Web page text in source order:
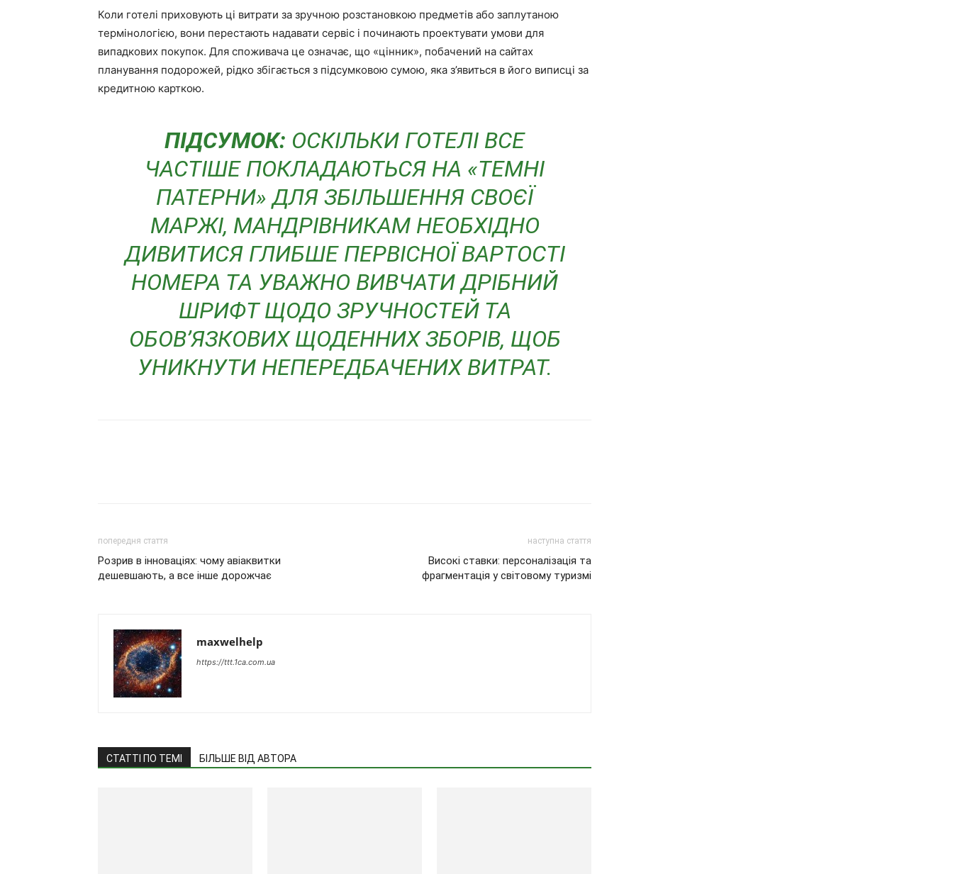
Коли готелі приховують ці витрати за зручною розстановкою предметів або заплутаною
термінологією, вони перестають надавати сервіс і починають проектувати умови для
випадкових покупок. Для споживача це означає, що «цінник», побачений на сайтах
планування подорожей, рідко збігається з підсумковою сумою, яка з’явиться в його виписці за
кредитною карткою.
ПІДСУМОК: ОСКІЛЬКИ ГОТЕЛІ ВСЕ
ЧАСТІШЕ ПОКЛАДАЮТЬСЯ НА «ТЕМНІ
ПАТЕРНИ» ДЛЯ ЗБІЛЬШЕННЯ СВОЄЇ
МАРЖІ, МАНДРІВНИКАМ НЕОБХІДНО
ДИВИТИСЯ ГЛИБШЕ ПЕРВІСНОЇ ВАРТОСТІ
НОМЕРА ТА УВАЖНО ВИВЧАТИ ДРІБНИЙ
ШРИФТ ЩОДО ЗРУЧНОСТЕЙ ТА
ОБОВ’ЯЗКОВИХ ЩОДЕННИХ ЗБОРІВ, ЩОБ
УНИКНУТИ НЕПЕРЕДБАЧЕНИХ ВИТРАТ.
попередня стаття
Розрив в інноваціях: чому авіаквитки
дешевшають, а все інше дорожчає
наступна стаття
Високі ставки: персоналізація та
фрагментація у світовому туризмі
maxwelhelp
https://ttt.1ca.com.ua
СТАТТІ ПО ТЕМІ БІЛЬШЕ ВІД АВТОРА